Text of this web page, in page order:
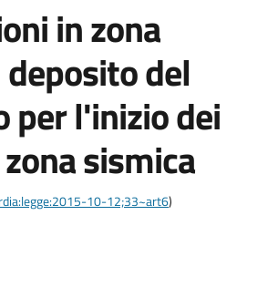
in zona
del
per l'inizio dei
sismica
10-12;33~art6)